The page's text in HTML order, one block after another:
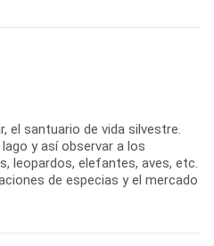
el santuario de vida silvestre.
y así observar a los
leopardos, elefantes, aves, etc.
de especias y el mercado